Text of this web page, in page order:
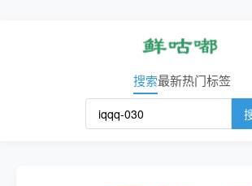
搜索最新热门标签